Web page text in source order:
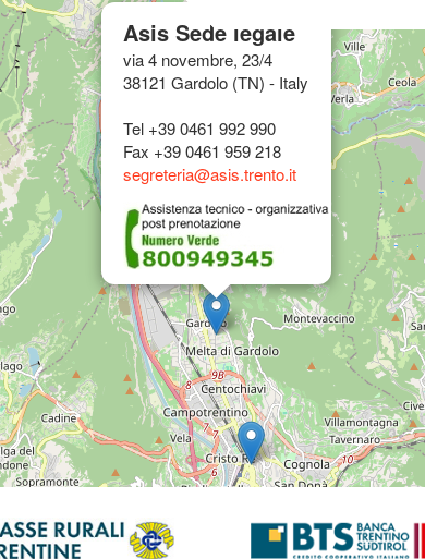
Asis Sede legale
via 4 novembre, 23/4
38121 Gardolo (TN) - Italy
Tel +39 0461 992 990
Fax +39 0461 959 218
segreteria@asis.trento.it